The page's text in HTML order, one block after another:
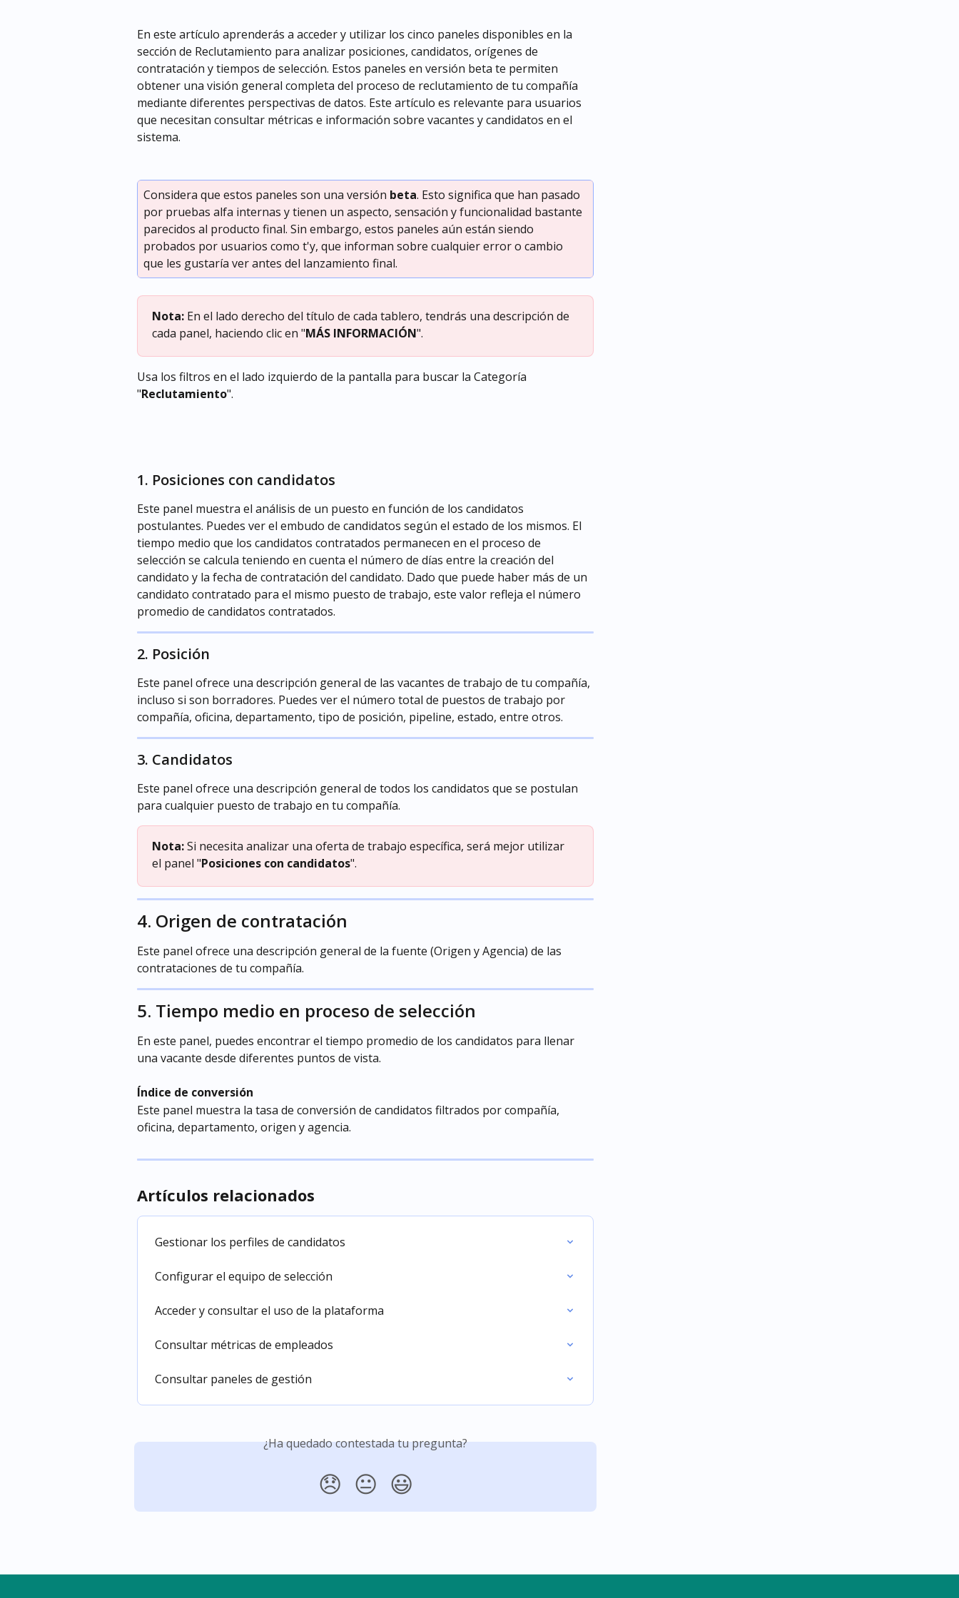
En este artículo aprenderás a acceder y utilizar los cinco paneles disponibles en la
sección de Reclutamiento para analizar posiciones, candidatos, orígenes de
contratación y tiempos de selección. Estos paneles en versión beta te permiten
obtener una visión general completa del proceso de reclutamiento de tu compañía
mediante diferentes perspectivas de datos. Este artículo es relevante para usuarios
que necesitan consultar métricas e información sobre vacantes y candidatos en el
sistema.
Considera que estos paneles son una versión beta. Esto significa que han pasado
por pruebas alfa internas y tienen un aspecto, sensación y funcionalidad bastante
parecidos al producto final. Sin embargo, estos paneles aún están siendo
probados por usuarios como t'y, que informan sobre cualquier error o cambio
que les gustaría ver antes del lanzamiento final.
Nota: En el lado derecho del título de cada tablero, tendrás una descripción de
cada panel, haciendo clic en "MÁS INFORMACIÓN".
Usa los filtros en el lado izquierdo de la pantalla para buscar la Categoría
"Reclutamiento".
1. Posiciones con candidatos
Este panel muestra el análisis de un puesto en función de los candidatos
postulantes. Puedes ver el embudo de candidatos según el estado de los mismos. El
tiempo medio que los candidatos contratados permanecen en el proceso de
selección se calcula teniendo en cuenta el número de días entre la creación del
candidato y la fecha de contratación del candidato. Dado que puede haber más de un
candidato contratado para el mismo puesto de trabajo, este valor refleja el número
promedio de candidatos contratados.
2. Posición
Este panel ofrece una descripción general de las vacantes de trabajo de tu compañía,
incluso si son borradores. Puedes ver el número total de puestos de trabajo por
compañía, oficina, departamento, tipo de posición, pipeline, estado, entre otros.
3. Candidatos
Este panel ofrece una descripción general de todos los candidatos que se postulan
para cualquier puesto de trabajo en tu compañía.
Nota: Si necesita analizar una oferta de trabajo específica, será mejor utilizar
el panel "Posiciones con candidatos".
4. Origen de contratación
Este panel ofrece una descripción general de la fuente (Origen y Agencia) de las
contrataciones de tu compañía.
5. Tiempo medio en proceso de selección
En este panel, puedes encontrar el tiempo promedio de los candidatos para llenar
una vacante desde diferentes puntos de vista.
Índice de conversión
Este panel muestra la tasa de conversión de candidatos filtrados por compañía,
oficina, departamento, origen y agencia.
Artículos relacionados
Gestionar los perfiles de candidatos
Configurar el equipo de selección
Acceder y consultar el uso de la plataforma
Consultar métricas de empleados
Consultar paneles de gestión
¿Ha quedado contestada tu pregunta?
😞 😐 😃